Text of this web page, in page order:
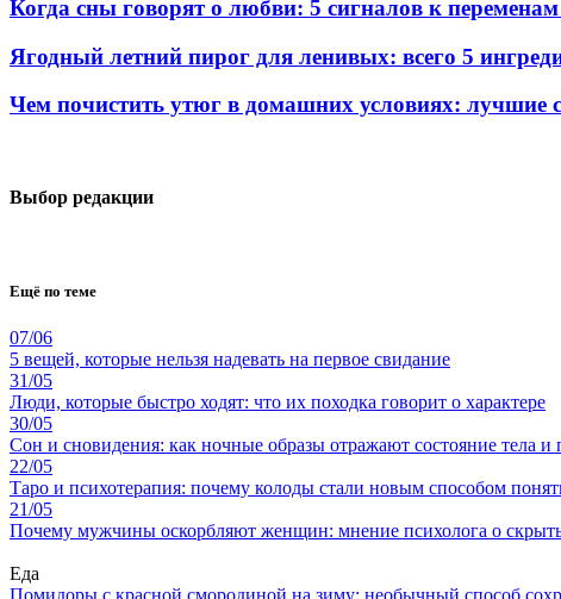
Когда сны говорят о любви: 5 сигналов к
Ягодный летний пирог для ленивых: всего 5
Чем почистить утюг в домашних условиях: лучшие
Выбор редакции
Ещё по теме
07/06
5 вещей, которые нельзя надевать на первое свидание
31/05
Люди, которые быстро ходят: что их походка говорит о характере
30/05
Сон и сновидения: как ночные образы отражают состояние тела и
22/05
Таро и психотерапия: почему колоды стали новым способом
21/05
Почему мужчины оскорбляют женщин: мнение психолога о
Еда
Помидоры с красной смородиной на зиму: необычный способ